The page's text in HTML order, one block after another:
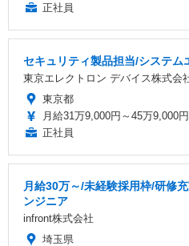
正社員
セキュリティ製品担当/システム
東京エレクトロン デバイス株式会
東京都
月給31万9,000円～45万9,000円
正社員
月給30万～/未経験採用枠/研修
ンジニア
infront株式会社
埼玉県